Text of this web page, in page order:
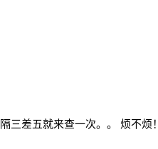
三差五就来查一次。。 烦不烦！